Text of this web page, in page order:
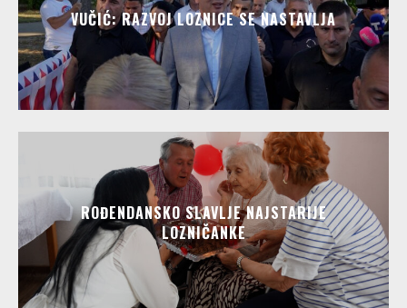
VUČIĆ: RAZVOJ LOZNICE SE NASTAVLJA
ROĐENDANSKO SLAVLJE NAJSTARIJE
LOZNIČANKE